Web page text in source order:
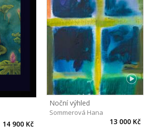
14 900 Kč
Noční výhled
Sommerová Hana
13 000 Kč